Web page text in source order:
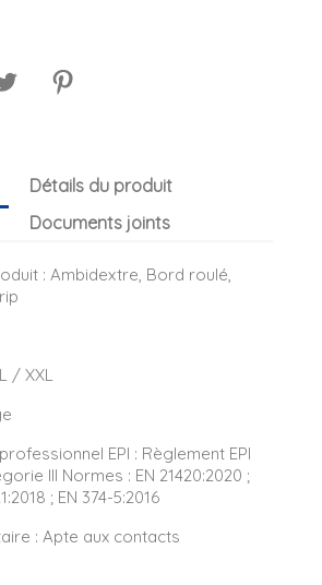
Détails du produit
Documents joints
: Ambidextre, Bord roulé,
/ XXL
EPI : Règlement EPI
III Normes : EN 21420:2020 ;
; EN 374-5:2016
: Apte aux contacts